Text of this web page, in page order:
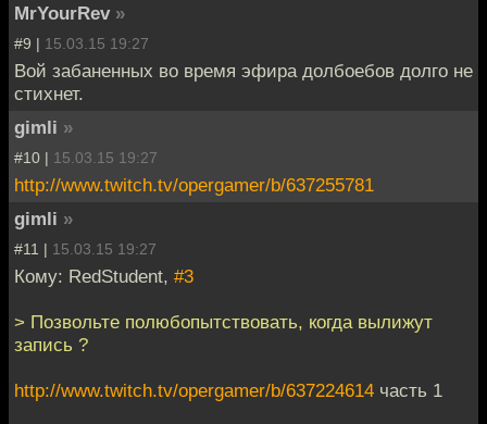
MrYourRev »
#9 | 15.03.15 19:27
Вой забаненных во время эфира долбоебов долго не
стихнет.
gimli »
#10 | 15.03.15 19:27
http://www.twitch.tv/opergamer/b/637255781
gimli »
#11 | 15.03.15 19:27
Кому: RedStudent, #3
> Позвольте полюбопытствовать, когда вылижут
запись ?
http://www.twitch.tv/opergamer/b/637224614 часть 1